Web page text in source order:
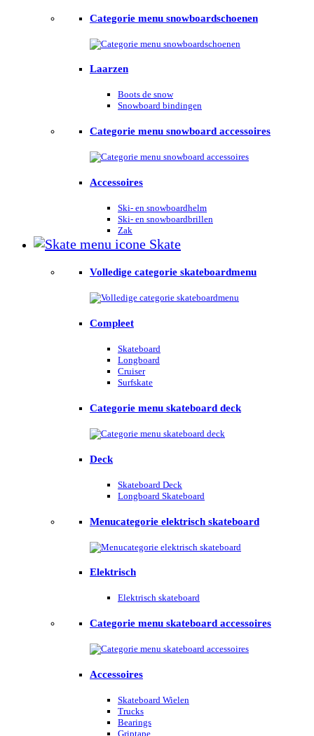
Categorie menu snowboardschoenen
Laarzen
Boots de snow
Snowboard bindingen
Categorie menu snowboard accessoires
Accessoires
Ski- en snowboardhelm
Ski- en snowboardbrillen
Zak
Skate
Volledige categorie skateboardmenu
Compleet
Skateboard
Longboard
Cruiser
Surfskate
Categorie menu skateboard deck
Deck
Skateboard Deck
Longboard Skateboard
Menucategorie elektrisch skateboard
Elektrisch
Elektrisch skateboard
Categorie menu skateboard accessoires
Accessoires
Skateboard Wielen
Trucks
Bearings
Griptape